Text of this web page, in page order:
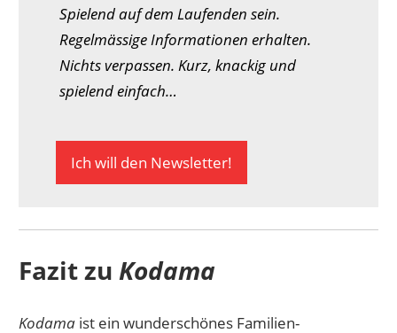
Spielend auf dem Laufenden sein.
Regelmässige Informationen erhalten.
Nichts verpassen. Kurz, knackig und
spielend einfach…
Ich will den Newsletter!
Fazit zu Kodama
Kodama ist ein wunderschönes Familien-